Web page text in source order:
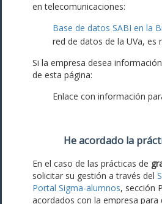
en telecomunicaciones:
Base de datos SABI en la
red de datos de la UVa, es
Si la empresa desea
de esta página:
Enlace con información
He acordado la
En el caso de las prácticas de
solicitar su gestión a través del
Portal Sigma-alumnos, sección
acordados con la empresa